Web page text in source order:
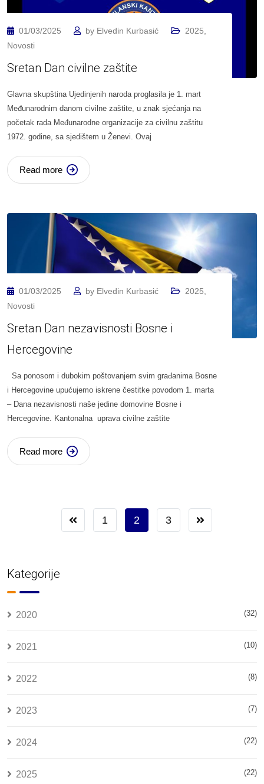
01/03/2025 by Elvedin Kurbasić 2025
Novosti
Sretan Dan civilne zaštite
Glavna skupština Ujedinjenih naroda proglasila je 1. mart
Međunarodnim danom civilne zaštite, u znak sjećanja na
početak rada Međunarodne organizacije za civilnu zaštitu
1972. godine, sa sjedištem u Ženevi. Ovaj
Read more
01/03/2025 by Elvedin Kurbasić 2025
Novosti
Sretan Dan nezavisnosti Bosne i
Hercegovine
Sa ponosom i dubokim poštovanjem svim građanima Bosne
i Hercegovine upućujemo iskrene čestitke povodom 1. marta
– Dana nezavisnosti naše jedine domovine Bosne i
Hercegovine. Kantonalna uprava civilne zaštite
Read more
1 2 3
Kategorije
2020 (32)
2021 (10)
2022 (8)
2023 (7)
2024 (22)
2025 (22)